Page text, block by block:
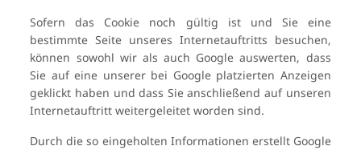
Sofern das Cookie noch gültig ist und Sie eine
bestimmte Seite unseres Internetauftritts besuchen,
können sowohl wir als auch Google auswerten, dass
Sie auf eine unserer bei Google platzierten Anzeigen
geklickt haben und dass Sie anschließend auf unseren
Internetauftritt weitergeleitet worden sind.
Durch die so eingeholten Informationen erstellt Google